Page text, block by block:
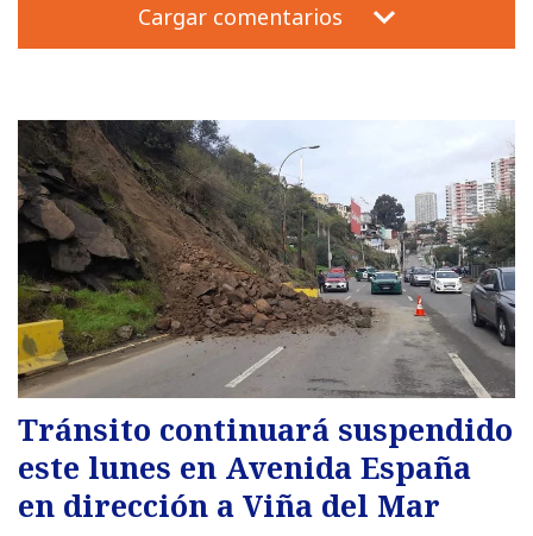
Cargar comentarios
Tránsito continuará suspendido
este lunes en Avenida España
en dirección a Viña del Mar